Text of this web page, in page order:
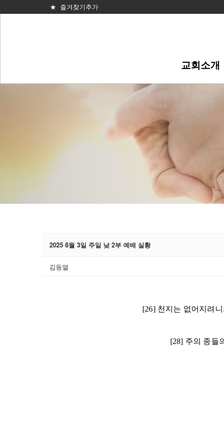
★ 즐겨찾기추가
교회소개
2025 8월 3일 주일 낮 2부 예배 실황
김동열
[26] 천지는 없어지려
[28] 주의 종들